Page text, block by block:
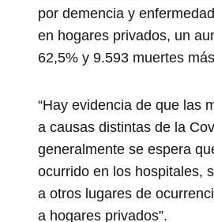
por demencia y
en hogares privados, un
62,5% y 9.593 muertes
“Hay evidencia de que las
a causas distintas de la
generalmente se espera
ocurrido en los hospitales,
a otros lugares de
a hogares privados”.